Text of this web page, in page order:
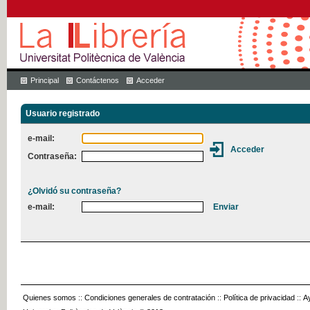
Principal Contáctenos Acceder
Usuario registrado
e-mail:
Contraseña:
¿Olvidó su contraseña?
e-mail:
Quienes somos :: Condiciones generales de contratación :: Política de privacidad ::